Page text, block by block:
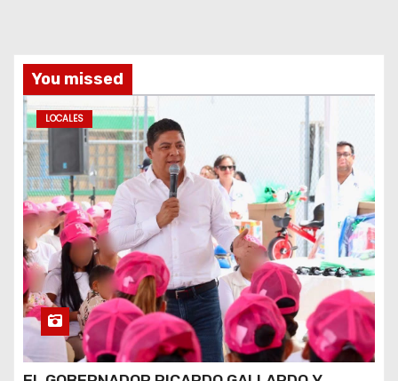
You missed
LOCALES